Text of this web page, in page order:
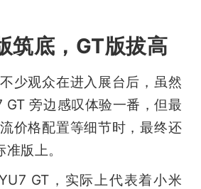
筑底，GT版拔高
少观众在进入展台后，虽然
GT 旁边感叹体验一番，但最
价格配置等细节时，最终还
版上。
GT，实际上代表着小米